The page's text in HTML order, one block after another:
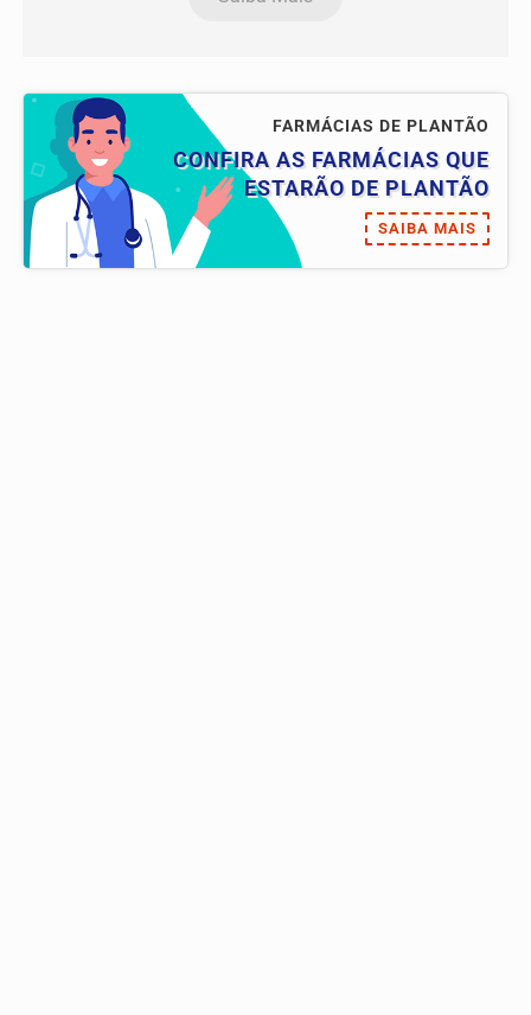
FARMÁCIAS DE PLANTÃO
CONFIRA AS FARMÁCIAS QUE
ESTARÃO DE PLANTÃO
SAIBA MAIS